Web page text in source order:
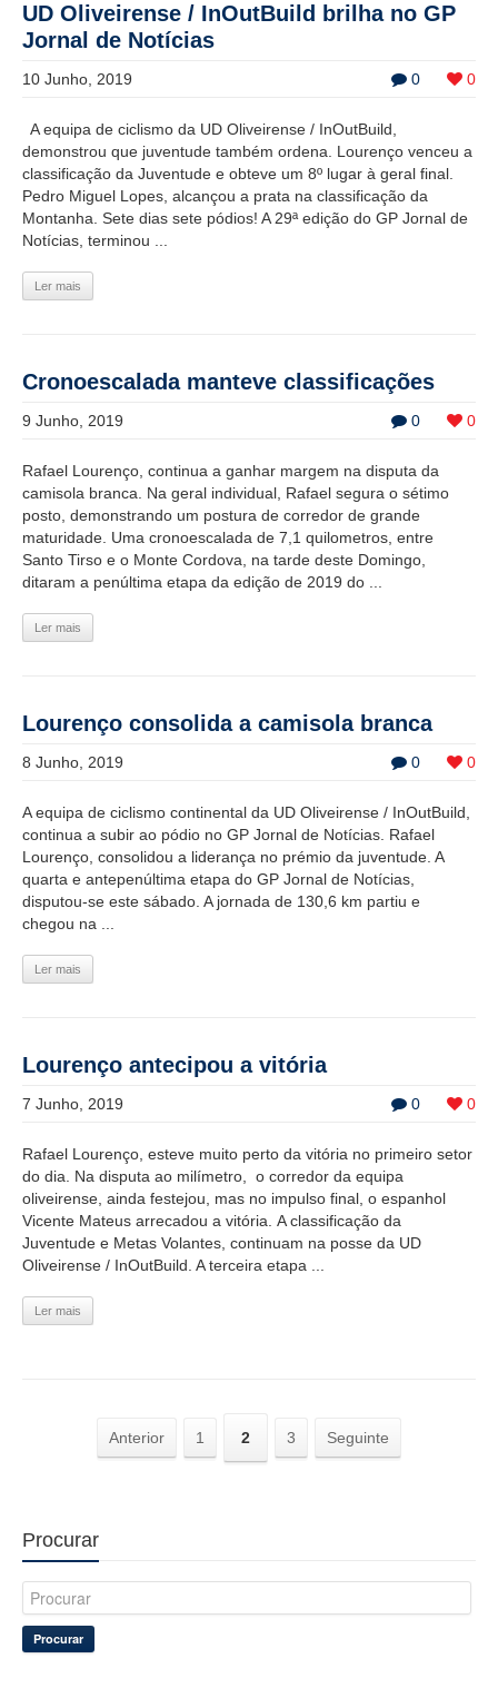
UD Oliveirense / InOutBuild brilha no GP
Jornal de Notícias
0 0
10 Junho, 2019
A equipa de ciclismo da UD Oliveirense / InOutBuild,
demonstrou que juventude também ordena. Lourenço venceu a
classificação da Juventude e obteve um 8º lugar à geral final.
Pedro Miguel Lopes, alcançou a prata na classificação da
Montanha. Sete dias sete pódios! A 29ª edição do GP Jornal de
Notícias, terminou ...
Ler mais
Cronoescalada manteve classificações
0 0
9 Junho, 2019
Rafael Lourenço, continua a ganhar margem na disputa da
camisola branca. Na geral individual, Rafael segura o sétimo
posto, demonstrando um postura de corredor de grande
maturidade. Uma cronoescalada de 7,1 quilometros, entre
Santo Tirso e o Monte Cordova, na tarde deste Domingo,
ditaram a penúltima etapa da edição de 2019 do ...
Ler mais
Lourenço consolida a camisola branca
0 0
8 Junho, 2019
A equipa de ciclismo continental da UD Oliveirense / InOutBuild,
continua a subir ao pódio no GP Jornal de Notícias. Rafael
Lourenço, consolidou a liderança no prémio da juventude. A
quarta e antepenúltima etapa do GP Jornal de Notícias,
disputou-se este sábado. A jornada de 130,6 km partiu e
chegou na ...
Ler mais
Lourenço antecipou a vitória
0 0
7 Junho, 2019
Rafael Lourenço, esteve muito perto da vitória no primeiro setor
do dia. Na disputa ao milímetro, o corredor da equipa
oliveirense, ainda festejou, mas no impulso final, o espanhol
Vicente Mateus arrecadou a vitória. A classificação da
Juventude e Metas Volantes, continuam na posse da UD
Oliveirense / InOutBuild. A terceira etapa ...
Ler mais
Anterior 1 2 3 Seguinte
Procurar
Procurar